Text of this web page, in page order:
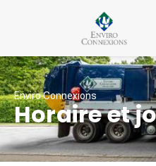
Enviro Connexions
Horaire et